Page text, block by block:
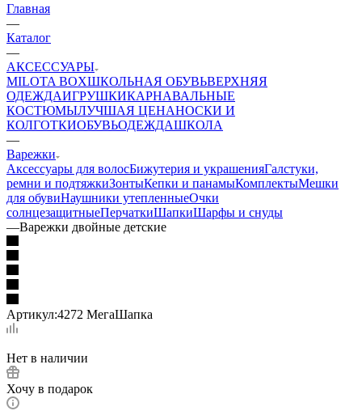
Главная
—
Каталог
—
АКСЕССУАРЫ
MILOTA BOXШКОЛЬНАЯ ОБУВЬВЕРХНЯЯ
ОДЕЖДАИГРУШКИКАРНАВАЛЬНЫЕ
КОСТЮМЫЛУЧШАЯ ЦЕНАНОСКИ И
КОЛГОТКИОБУВЬОДЕЖДАШКОЛА
—
Варежки
Аксессуары для волосБижутерия и украшенияГалстуки,
ремни и подтяжкиЗонтыКепки и панамыКомплектыМешки
для обувиНаушники утепленныеОчки
солнцезащитныеПерчаткиШапкиШарфы и снуды
—Варежки двойные детские
Артикул:4272 МегаШапка
Нет в наличии
Хочу в подарок